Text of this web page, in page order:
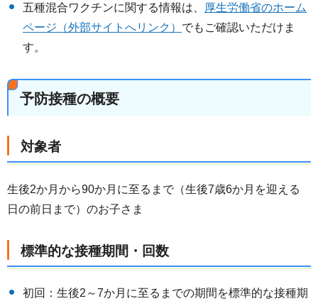
五種混合ワクチンに関する情報は、
厚生労働省のホーム
ページ（外部サイトへリンク） でもご確認いただけま
す。
予防接種の概要
対象者
生後2か月から90か月に至るまで（生後7歳6か月を迎える
日の前日まで）のお子さま
標準的な接種期間・回数
初回：生後2～7か月に至るまでの期間を標準的な接種期